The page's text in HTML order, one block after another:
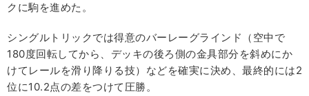
クに駒を進めた。
シングルトリックでは得意のバーレーグラインド（空中で
180度回転してから、デッキの後ろ側の金具部分を斜めにか
けてレールを滑り降りる技）などを確実に決め、最終的には2
位に10.2点の差をつけて圧勝。